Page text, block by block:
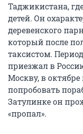
Таджикистана,
детей. Он
деревенского
который после
таксистом.
приезжал в
Москву, в
попробовать
Затулинке он
«пропал».